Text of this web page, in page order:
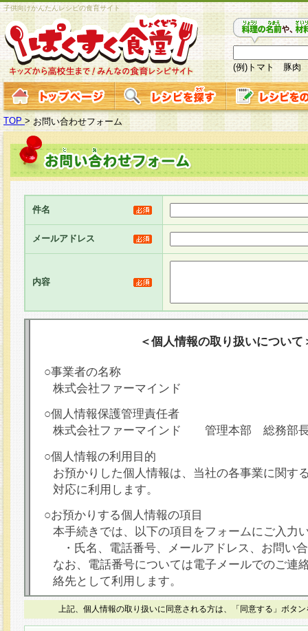
子供向けかんたんレシピの食育サイト
(例)トマト 豚肉
TOP > お問い合わせフォーム
件名
メールアドレス
内容
＜個人情報の取り扱いについて
○事業者の名称
株式会社ファーマインド
○個人情報保護管理責任者
株式会社ファーマインド 管理本部 総務部
○個人情報の利用目的
お預かりした個人情報は、当社の各事業に関す
対応に利用します。
○お預かりする個人情報の項目
本手続きでは、以下の項目をフォームにご入力
・氏名、電話番号、メールアドレス、お問い
なお、電話番号については電子メールでのご連
絡先として利用します。
○本人が容易に認識できない方法による個人情報
本フォームでは、セッション管理のためCookie
上記、個人情報の取り扱いに同意される方は、「同意する」ボタ